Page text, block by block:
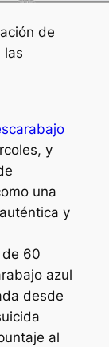
de
las
y
una
y
de 60
azul
desde
al